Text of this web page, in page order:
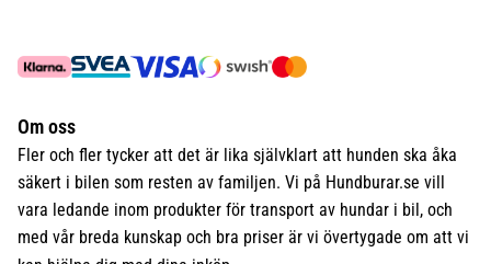
Om oss
Fler och fler tycker att det är lika självklart att hunden ska åka
säkert i bilen som resten av familjen. Vi på Hundburar.se vill
vara ledande inom produkter för transport av hundar i bil, och
med vår breda kunskap och bra priser är vi övertygade om att vi